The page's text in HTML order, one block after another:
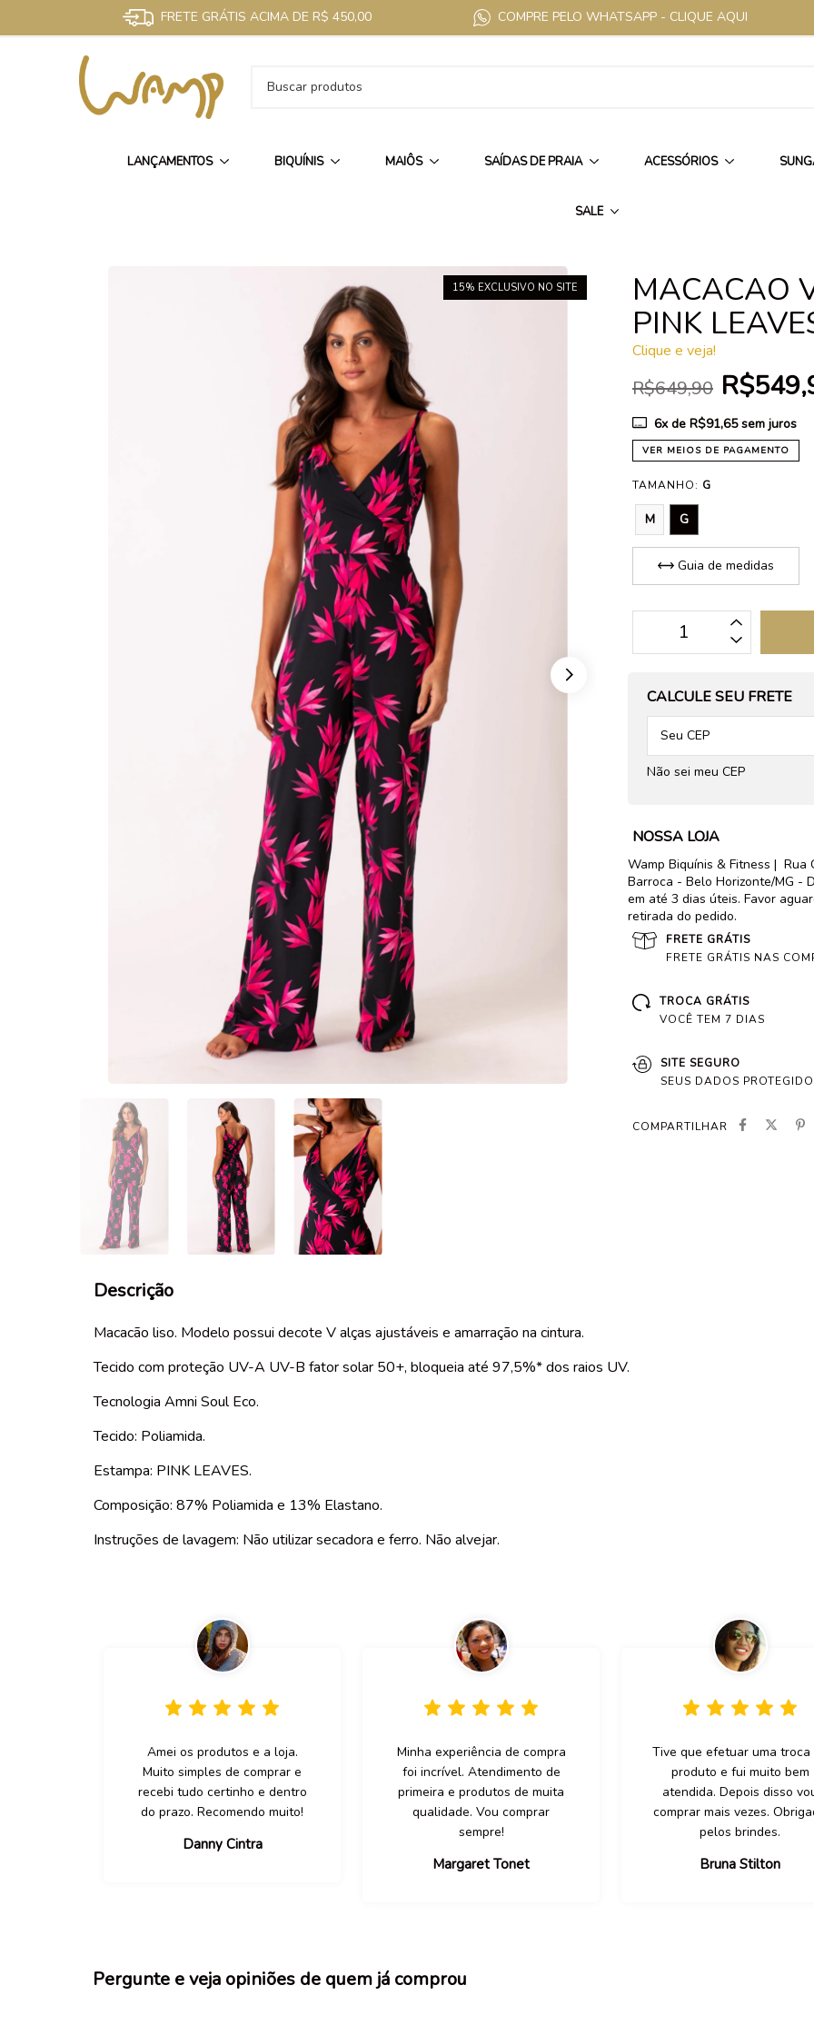
FRETE GRÁTIS ACIMA DE R$ 450,00 COMPRE PELO WHATSAPP - CLIQUE AQUI
LANÇAMENTOS BIQUÍNIS MAIÔS SAÍDAS DE PRAIA ACESSÓRIOS
SALE
15% EXCLUSIVO NO SITE
MACACAO
PINK
Clique e veja!
R$649,90
6x de R$91,65sem juros
VER MEIOS DE PAGAMENTO
TAMANHO: G
M G
Guia de medidas
OPÇÕES DE FRETE
CALCULE SEU FRETE
Não sei meu CEP
NOSSA LOJA
Wamp Biquínis & Fitness | Rua
Barroca - Belo Horizonte/MG -
em até 3 dias úteis. Favor
retirada do pedido.
FRETE GRÁTIS
FRETE GRÁTIS NAS
TROCA GRÁTIS
VOCÊ TEM 7 DIAS
SITE SEGURO
SEUS DADOS
COMPARTILHAR
Descrição
Macacão liso. Modelo possui decote V alças ajustáveis e amarração na cintura.
Tecido com proteção UV-A UV-B fator solar 50+, bloqueia até 97,5%* dos raios UV.
Tecnologia Amni Soul Eco.
Tecido: Poliamida.
Estampa: PINK LEAVES.
Composição: 87% Poliamida e 13% Elastano.
Instruções de lavagem: Não utilizar secadora e ferro. Não alvejar.
Amei os produtos e a loja.
Muito simples de comprar e
recebi tudo certinho e dentro
do prazo. Recomendo muito!
Danny Cintra
Minha experiência de compra
foi incrível. Atendimento de
primeira e produtos de muita
qualidade. Vou comprar
sempre!
Margaret Tonet
Tive que efetuar uma troca
produto e fui muito bem
atendida. Depois disso
comprar mais vezes.
pelos brindes.
Bruna Stilton
Pergunte e veja opiniões de quem já comprou